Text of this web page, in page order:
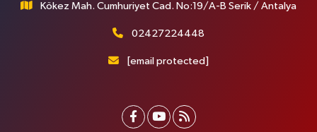
Kökez Mah. Cumhuriyet Cad. No:19/A-B Serik / Antalya
02427224448
[email protected]